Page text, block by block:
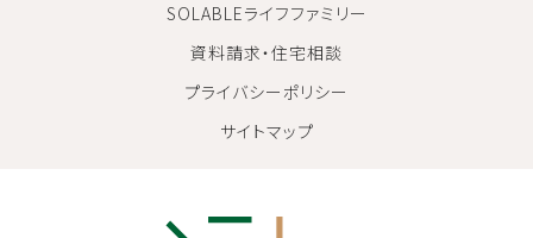
SOLABLEライフファミリー
資料請求・住宅相談
プライバシーポリシー
サイトマップ